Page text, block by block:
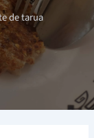
de tarua